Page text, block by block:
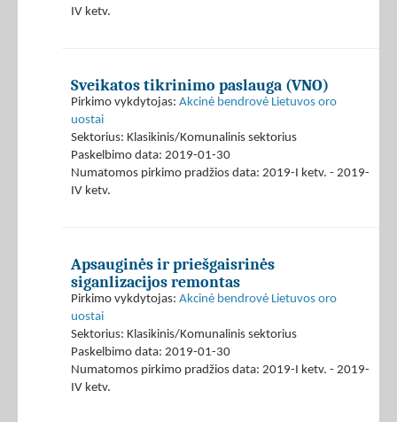
IV ketv.
Sveikatos tikrinimo paslauga (VNO)
Pirkimo vykdytojas: Akcinė bendrovė Lietuvos oro
uostai
Sektorius: Klasikinis/Komunalinis sektorius
Paskelbimo data: 2019-01-30
Numatomos pirkimo pradžios data: 2019-I ketv. - 2019-
IV ketv.
Apsauginės ir priešgaisrinės
siganlizacijos remontas
Pirkimo vykdytojas: Akcinė bendrovė Lietuvos oro
uostai
Sektorius: Klasikinis/Komunalinis sektorius
Paskelbimo data: 2019-01-30
Numatomos pirkimo pradžios data: 2019-I ketv. - 2019-
IV ketv.